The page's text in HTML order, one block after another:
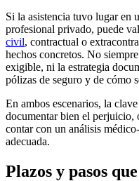
Si la asistencia tuvo lugar en
profesional privado, puede
civil, contractual o
hechos concretos. No
exigible, ni la estrategia
pólizas de seguro y de cómo
En ambos escenarios, la
documentar bien el perjuicio,
contar con un análisis
adecuada.
Plazos y pasos